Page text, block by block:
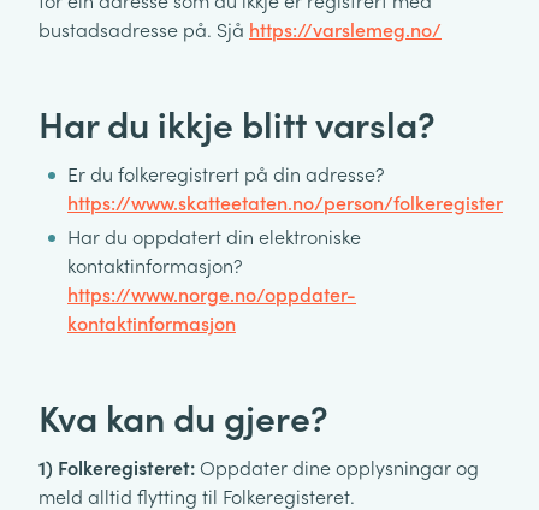
bustadsadresse på. Sjå https://varslemeg.no/
Har du ikkje blitt varsla?
Er du folkeregistrert på din adresse?
https://www.skatteetaten.no/person/folkeregister
Har du oppdatert din elektroniske
kontaktinformasjon?
https://www.norge.no/oppdater-
kontaktinformasjon
Kva kan du gjere?
1) Folkeregisteret:Oppdater dine opplysningar og
meld alltid flytting til Folkeregisteret.